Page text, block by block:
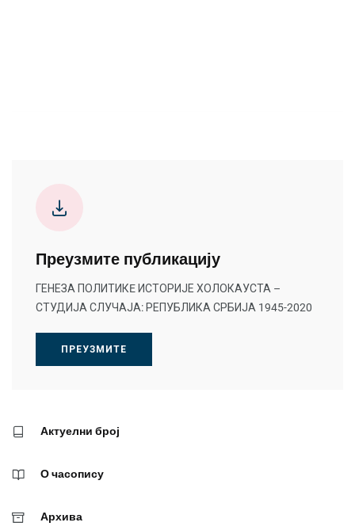
Преузмите публикацију
ГЕНЕЗА ПОЛИТИКE ИСТОРИЈЕ ХОЛОКАУСТА –
СТУДИЈА СЛУЧАЈА: РЕПУБЛИКА СРБИЈА 1945-2020
ПРЕУЗМИТЕ
Актуелни број
О часопису
Архива